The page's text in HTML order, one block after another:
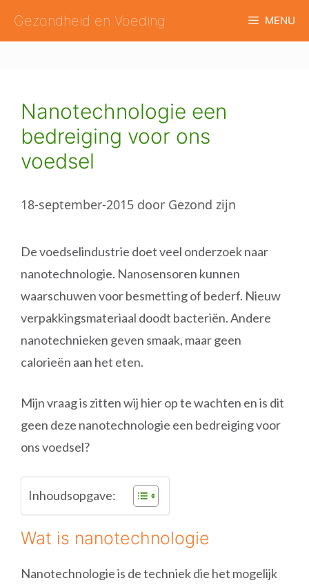
naar
de
Gezondheid en Voeding MENU
Nanotechnologie een
bedreiging voor ons
voedsel
18-september-2015 door Gezond zijn
De voedselindustrie doet veel onderzoek naar
nanotechnologie. Nanosensoren kunnen
waarschuwen voor besmetting of bederf. Nieuw
verpakkingsmateriaal doodt bacteriën. Andere
nanotechnieken geven smaak, maar geen
calorieën aan het eten.
Mijn vraag is zitten wij hier op te wachten en is dit
geen deze nanotechnologie een bedreiging voor
ons voedsel?
Inhoudsopgave:
Wat is nanotechnologie
Nanotechnologie is de techniek die het mogelijk